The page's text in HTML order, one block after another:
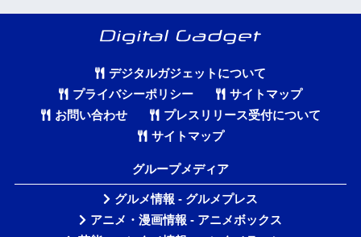
デジタルガジェットについて
プライバシーポリシー
サイトマップ
お問い合わせ
プレスリリース受付について
サイトマップ
グループメディア
グルメ情報 - グルメプレス
アニメ・漫画情報 - アニメボックス